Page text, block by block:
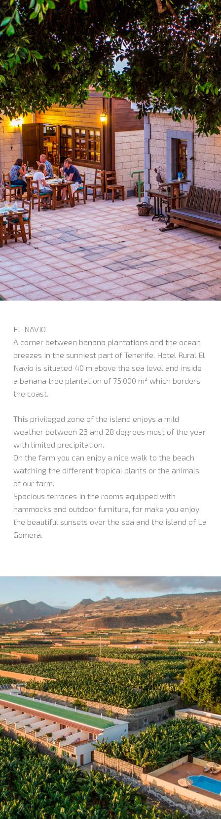
EL NAVIO
A corner between banana plantations and the ocean
breezes in the sunniest part of Tenerife. Hotel Rural El
Navio is situated 40 m above the sea level and inside
a banana tree plantation of 75,000 m² which borders
the coast.
This privileged zone of the island enjoys a mild
weather between 23 and 28 degrees most of the year
with limited precipitation.
On the farm you can enjoy a nice walk to the beach
watching the different tropical plants or the animals
of our farm.
Spacious terraces in the rooms equipped with
hammocks and outdoor furniture, for make you enjoy
the beautiful sunsets over the sea and the island of La
Gomera.